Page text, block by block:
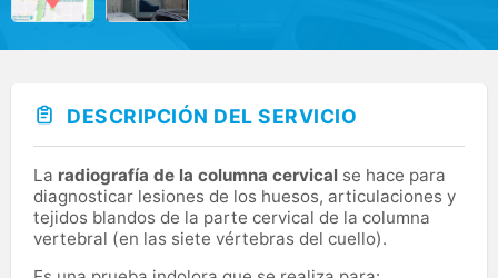
DESCRIPCIÓN DEL SERVICIO
La radiografía de la columna cervical se hace para
diagnosticar lesiones de los huesos, articulaciones y
tejidos blandos de la parte cervical de la columna
vertebral (en las siete vértebras del cuello).